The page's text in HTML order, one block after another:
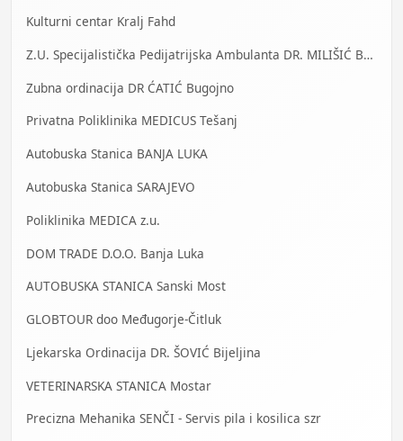
Kulturni centar Kralj Fahd
Z.U. Specijalistička Pedijatrijska Ambulanta DR. MILIŠIĆ Banja Luka
Zubna ordinacija DR ĆATIĆ Bugojno
Privatna Poliklinika MEDICUS Tešanj
Autobuska Stanica BANJA LUKA
Autobuska Stanica SARAJEVO
Poliklinika MEDICA z.u.
DOM TRADE D.O.O. Banja Luka
AUTOBUSKA STANICA Sanski Most
GLOBTOUR doo Međugorje-Čitluk
Ljekarska Ordinacija DR. ŠOVIĆ Bijeljina
VETERINARSKA STANICA Mostar
Precizna Mehanika SENČI - Servis pila i kosilica szr